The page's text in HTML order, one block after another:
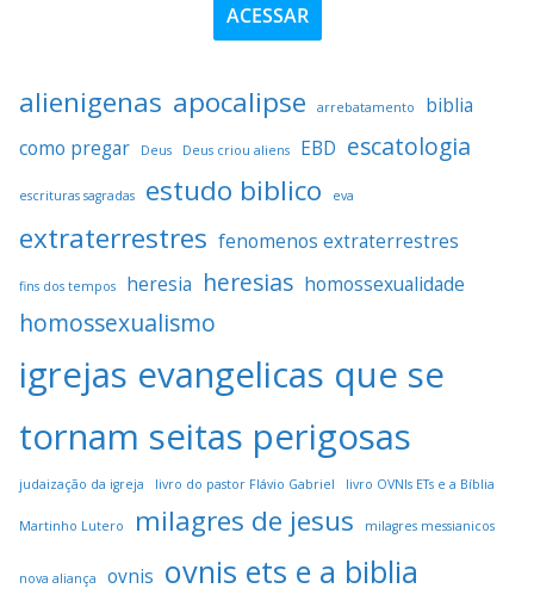
ACESSAR
alienigenas apocalipse arrebatamento
biblia
como pregar
Deus Deus criou aliens EBD escatologia
escrituras sagradas estudo biblico eva
extraterrestres fenomenos extraterrestres
fins dos tempos heresia heresias homossexualidade
homossexualismo
igrejas evangelicas que se
tornam seitas perigosas
judaização da igreja livro do pastor Flávio Gabriel livro OVNIs ETs e a Bíblia
Martinho Lutero milagres de jesus milagres messianicos
nova aliança ovnis ovnis ets e a biblia